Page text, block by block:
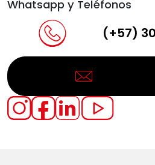
Whatsapp y Teléfonos
(+57)